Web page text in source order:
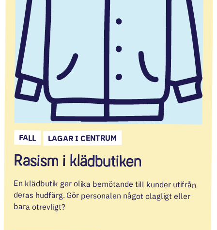
FALL LAGAR I CENTRUM
Rasism i klädbutiken
En klädbutik ger olika bemötande till kunder utifrån
deras hudfärg. Gör personalen något olagligt eller
bara otrevligt?